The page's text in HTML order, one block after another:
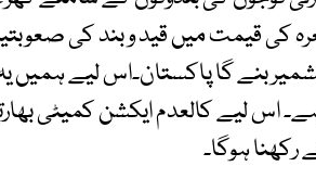
کی قیمت میں قید و بند کی
بنے گا پاکستان۔اس لیے
اس لیے کالعدم ایکشن کمیٹی
ہوگا۔